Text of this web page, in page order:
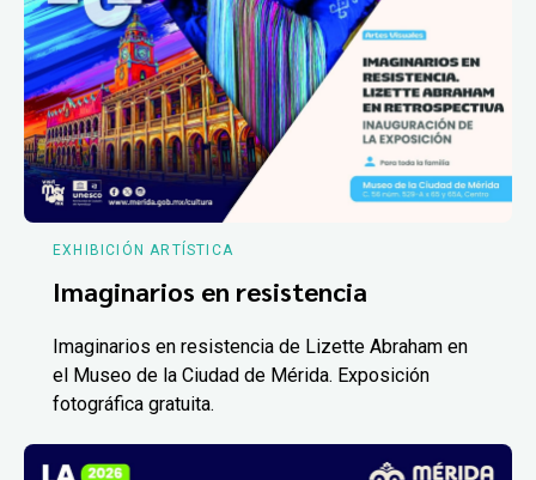
EXHIBICIÓN ARTÍSTICA
Imaginarios en resistencia
Imaginarios en resistencia de Lizette Abraham en
el Museo de la Ciudad de Mérida. Exposición
fotográfica gratuita.